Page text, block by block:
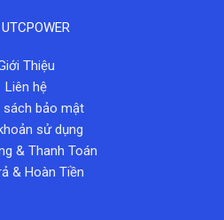
Thiệu
Liên hệ
sách bảo mật
sử dụng
& Thanh Toán
& Hoàn Tiền